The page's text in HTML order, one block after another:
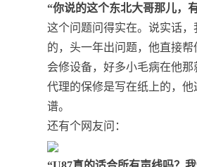
“你说的这个东北大哥那儿，
这个问题问得实在。说实话
的，头一年出问题，他直接
会修设备，好多小毛病在他
代理的保修是写在纸上的，
谱。
还有个网友问：